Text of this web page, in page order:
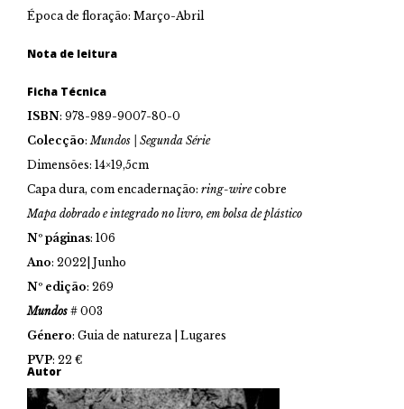
Época de floração: Março-Abril
Nota de leitura
Ficha Técnica
ISBN: 978-989-9007-80-0
Colecção: Mundos | Segunda Série
Dimensões: 14×19,5cm
Capa dura, com encadernação: ring-wirecobre
Mapa dobrado e integrado no livro, em bolsa de plástico
Nº páginas: 106
Ano: 2022| Junho
Nº edição: 269
Mundos # 003
Género: Guia de natureza | Lugares
PVP: 22 €
Autor